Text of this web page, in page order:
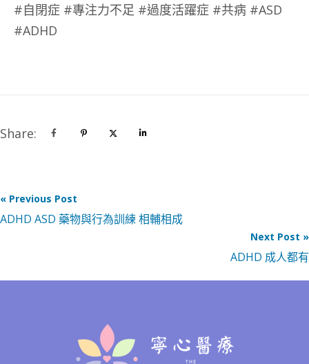
#自閉症 #專注力不足 #過度活躍症 #共病 #ASD
#ADHD
Share:
« Previous Post
ADHD ASD 藥物與行為訓練 相輔相成
Next Post »
ADHD 成人都有